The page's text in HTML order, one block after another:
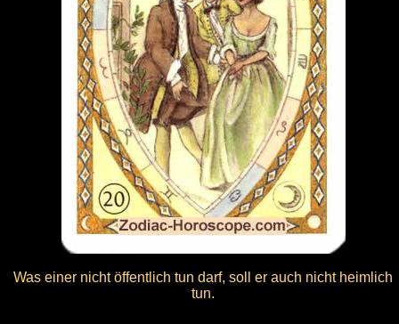
Was einer nicht öffentlich tun darf, soll er auch nicht heimlich
tun.